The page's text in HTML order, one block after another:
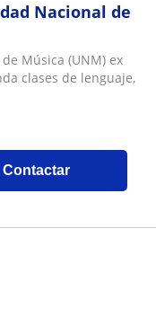
Nacional de
Música (UNM) ex
clases de lenguaje,
Contactar